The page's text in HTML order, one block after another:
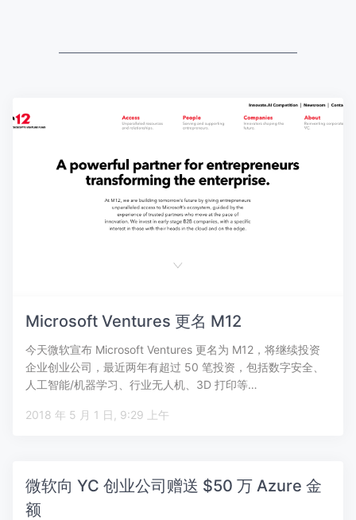
Microsoft Ventures 更名 M12
今天微软宣布 Microsoft Ventures 更名为 M12，将继续投资
企业创业公司，最近两年有超过 50 笔投资，包括数字安全、
人工智能/机器学习、行业无人机、3D 打印等…
2018 年 5 月 1 日, 9:29 上午
微软向 YC 创业公司赠送 $50 万 Azure 金
额